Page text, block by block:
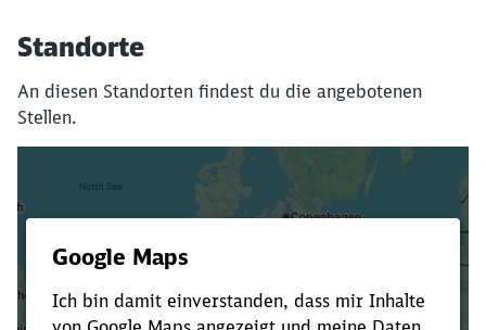
Standorte
An diesen Standorten findest du die angebotenen
Stellen.